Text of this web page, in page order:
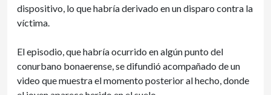
dispositivo, lo que habría derivado en un disparo contra la
víctima.
El episodio, que habría ocurrido en algún punto del
conurbano bonaerense, se difundió acompañado de un
video que muestra el momento posterior al hecho, donde